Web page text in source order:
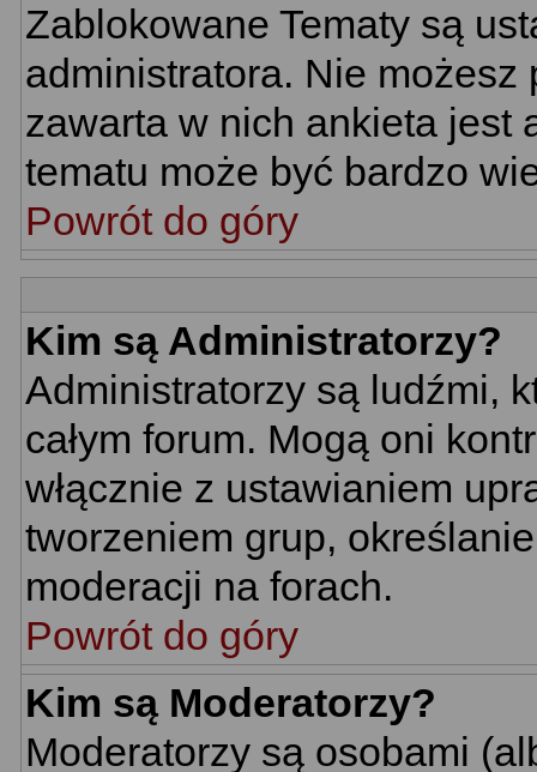
Zablokowane Tematy są
administratora. Nie
zawarta w nich ankieta jest
tematu może być bardzo
Powrót do góry
Kim są Administratorzy?
Administratorzy są ludźmi,
całym forum. Mogą oni
włącznie z ustawianiem
tworzeniem grup,
moderacji na forach.
Powrót do góry
Kim są Moderatorzy?
Moderatorzy są osobami